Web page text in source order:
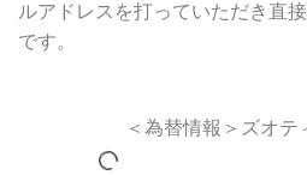
ルアドレスを打っていただき直
です。
＜為替情報＞ズオテ